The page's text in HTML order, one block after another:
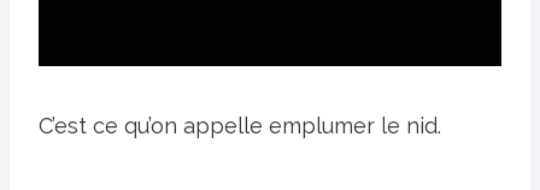
C’est ce qu’on appelle emplumer le nid.